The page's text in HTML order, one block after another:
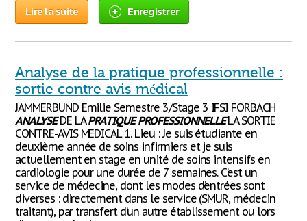
Lire la suite Enregistrer
Analyse de la pratique professionnelle :
sortie contre avis médical
JAMMERBUND Emilie Semestre 3/Stage 3 IFSI FORBACH
ANALYSEDE LAPRATIQUE PROFESSIONNELLELA SORTIE
CONTRE-AVIS MEDICAL 1. Lieu : Je suis étudiante en
deuxième année de soins infirmiers et je suis
actuellement en stage en unité de soins intensifs en
cardiologie pour une durée de 7 semaines. C’est un
service de médecine, dont les modes d’entrées sont
diverses : directement dans le service (SMUR, médecin
traitant), par transfert d’un autre établissement ou lors